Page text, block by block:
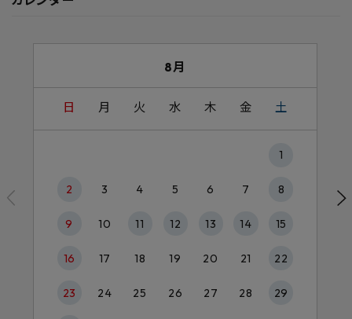
8月
日 月 火 水 木 金 土
1
2 3 4 5 6 7 8
9 10 11 12 13 14 15
16 17 18 19 20 21 22
23 24 25 26 27 28 29